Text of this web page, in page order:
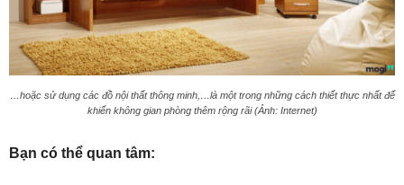
…hoặc sử dụng các đồ nội thất thông minh,…là một trong những cách thiết thực nhất để
khiến không gian phòng thêm rộng rãi (Ảnh: Internet)
Bạn có thể quan tâm: